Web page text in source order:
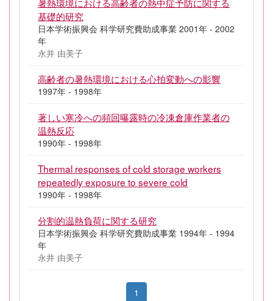
基礎的研究
日本学術振興会 科学研究費助成事業 2001年 - 2002
年
永井 由美子
高齢者の暑熱環境における心拍変動への影響
1997年 - 1998年
著しい寒冷への頻回曝露時の冷凍倉庫作業者の
温熱反応
1990年 - 1998年
Thermal responses of cold storage workers
repeatedly exposure to severe cold
1990年 - 1998年
分割的温熱負荷に関する研究
日本学術振興会 科学研究費助成事業 1994年 - 1994
年
永井 由美子
1